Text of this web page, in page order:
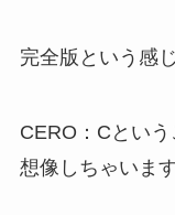
完全版という感
CERO：Cとい
想像しちゃいます